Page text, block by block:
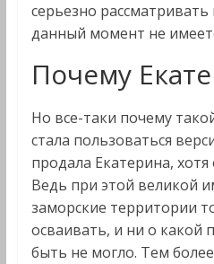
серьезно
данный момент не
Почему
Но все-таки почему
стала пользоваться
продала Екатерина,
Ведь при этой великой
заморские территории
осваивать, и ни о какой
быть не могло. Тем